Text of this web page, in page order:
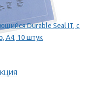
Durable Seal IT, с
A4, 10 штук